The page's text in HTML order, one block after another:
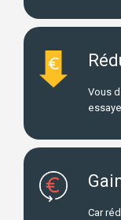
Vous
Car